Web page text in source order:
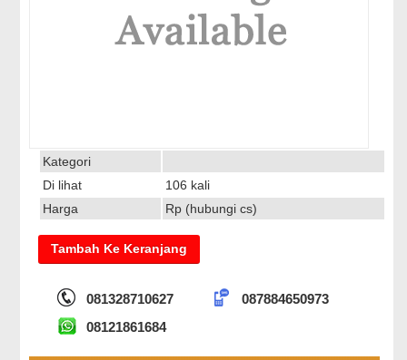
Kategori
Di lihat
106 kali
Harga
Rp (hubungi cs)
081328710627
087884650973
08121861684